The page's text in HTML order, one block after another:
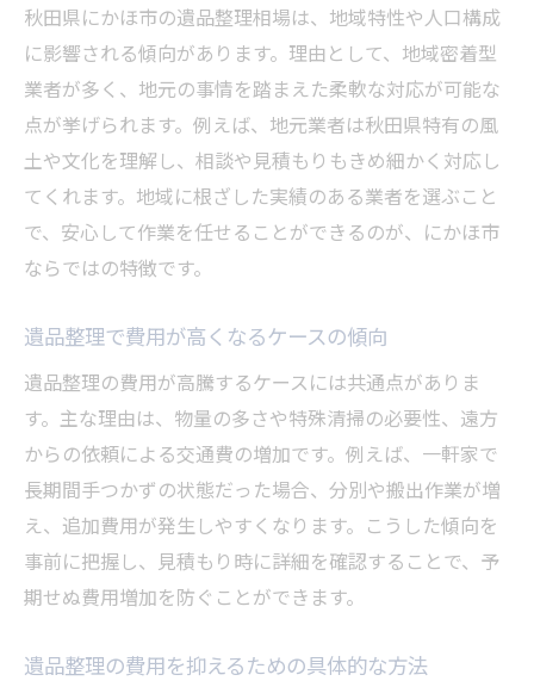
秋田県にかほ市の遺品整理相場は、地域特性や人口構成
に影響される傾向があります。理由として、地域密着型
業者が多く、地元の事情を踏まえた柔軟な対応が可能な
点が挙げられます。例えば、地元業者は秋田県特有の風
土や文化を理解し、相談や見積もりもきめ細かく対応し
てくれます。地域に根ざした実績のある業者を選ぶこと
で、安心して作業を任せることができるのが、にかほ市
ならではの特徴です。
遺品整理で費用が高くなるケースの傾向
遺品整理の費用が高騰するケースには共通点がありま
す。主な理由は、物量の多さや特殊清掃の必要性、遠方
からの依頼による交通費の増加です。例えば、一軒家で
長期間手つかずの状態だった場合、分別や搬出作業が増
え、追加費用が発生しやすくなります。こうした傾向を
事前に把握し、見積もり時に詳細を確認することで、予
期せぬ費用増加を防ぐことができます。
遺品整理の費用を抑えるための具体的な方法